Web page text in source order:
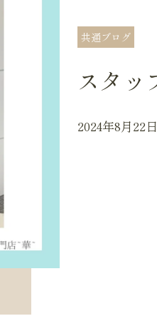
共通ブログ
スタッ
2024年8月22日